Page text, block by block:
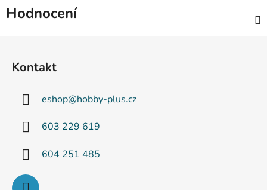
Hodnocení
Kontakt
eshop@hobby-plus.cz
603 229 619
604 251 485